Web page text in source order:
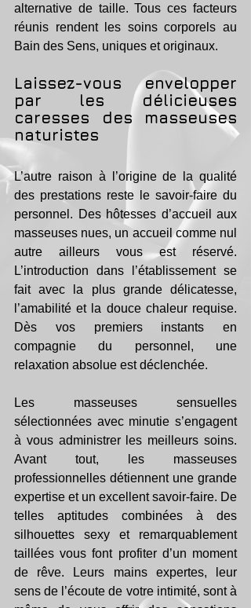
alternative de taille. Tous ces facteurs
réunis rendent les soins corporels au
Bain des Sens, uniques et originaux.
Laissez-vous envelopper
par les délicieuses
caresses des masseuses
naturistes
L’autre raison à l’origine de la qualité
des prestations reste le savoir-faire du
personnel. Des hôtesses d’accueil aux
masseuses nues, un accueil comme nul
autre ailleurs vous est réservé.
L’introduction dans l’établissement se
fait avec la plus grande délicatesse,
l’amabilité et la douce chaleur requise.
Dès vos premiers instants en
compagnie du personnel, une
relaxation absolue est déclenchée.
Les masseuses sensuelles
sélectionnées avec minutie s’engagent
à vous administrer les meilleurs soins.
Avant tout, les masseuses
professionnelles détiennent une grande
expertise et un excellent savoir-faire. De
telles aptitudes combinées à des
silhouettes sexy et remarquablement
taillées vous font profiter d’un moment
de rêve. Leurs mains expertes, leur
sens de l’écoute de votre intimité, sont à